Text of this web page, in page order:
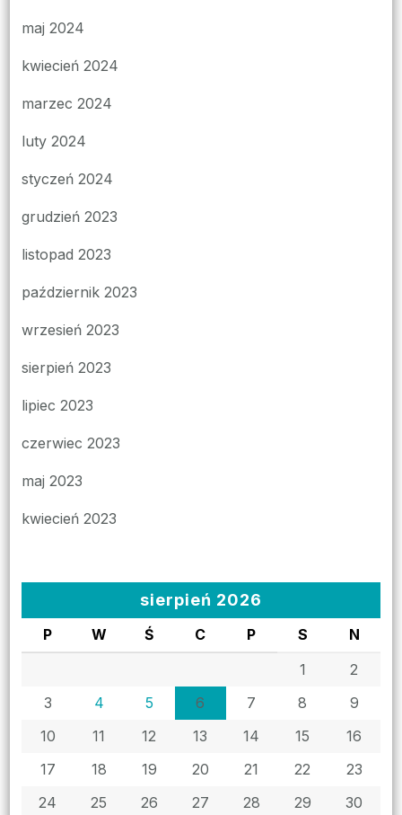
maj 2024
kwiecień 2024
marzec 2024
luty 2024
styczeń 2024
grudzień 2023
listopad 2023
październik 2023
wrzesień 2023
sierpień 2023
lipiec 2023
czerwiec 2023
maj 2023
kwiecień 2023
sierpień 2026
P W Ś C P S
N
1
2
3
4 5 6 7 8
9
10
11 12 13 14 15
16
17
18 19 20 21 22
23
24
25 26 27 28 29 30